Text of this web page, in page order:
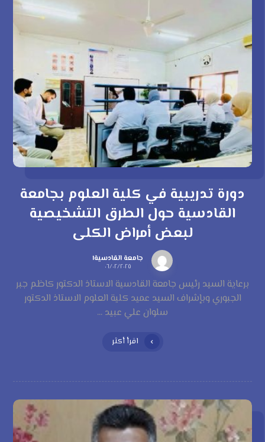
دورة تدريبية في كلية العلوم بجامعة
القادسية حول الطرق التشخيصية
لبعض أمراض الكلى
جامعة القادسية١
٠٦/٠٢/٢٠٢٥
برعاية السيد رئيس جامعة القادسية الاستاذ الدكتور كاظم جبر
الجبوري وبإشراف السيد عميد كلية العلوم الاستاذ الدكتور
سلوان علي عبيد ...
اقرأ أكثر